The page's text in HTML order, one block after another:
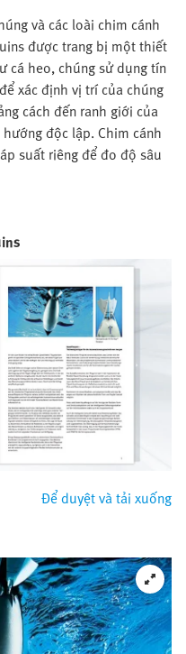
và các loài chim cánh
được trang bị một thiết
cá heo, chúng sử dụng tín
xác định vị trí của chúng
cách đến ranh giới của
độc lập. Chim cánh
suất riêng để đo độ sâu
Để duyệt và tải xuống